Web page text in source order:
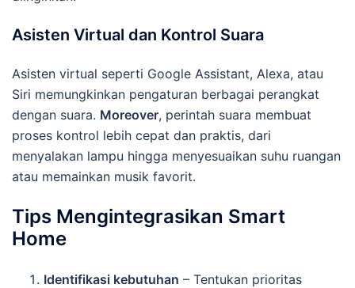
Asisten Virtual dan Kontrol Suara
Asisten virtual seperti Google Assistant, Alexa, atau
Siri memungkinkan pengaturan berbagai perangkat
dengan suara. Moreover, perintah suara membuat
proses kontrol lebih cepat dan praktis, dari
menyalakan lampu hingga menyesuaikan suhu ruangan
atau memainkan musik favorit.
Tips Mengintegrasikan Smart
Home
Identifikasi kebutuhan – Tentukan prioritas